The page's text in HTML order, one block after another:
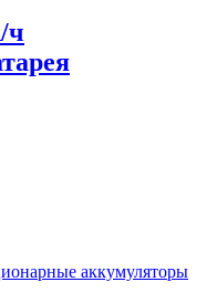
ч
аккумуляторы